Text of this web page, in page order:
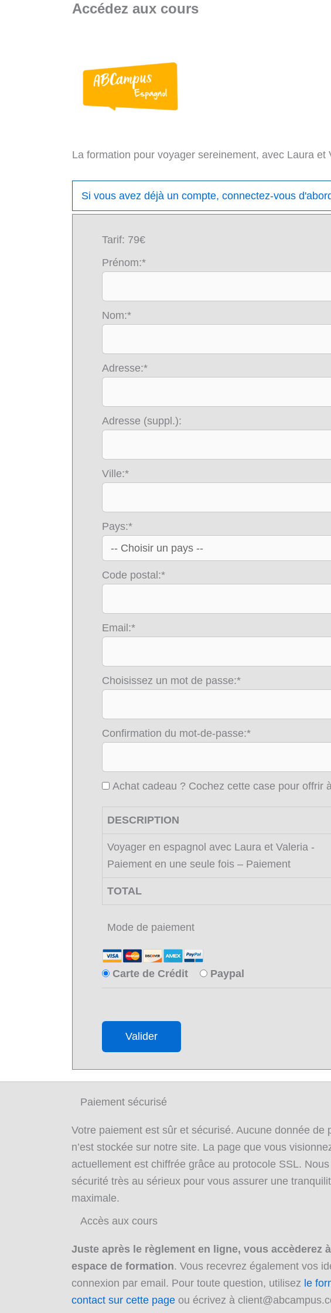
Accédez aux cours
La formation pour voyager sereinement, avec Laura et
Si vous avez déjà un compte, connectez-vous
Tarif: 79€
Prénom:*
Nom:*
Adresse:*
Adresse (suppl.):
Ville:*
Pays:*
Code postal:*
Email:*
Choisissez un mot de passe:*
Confirmation du mot-de-passe:*
Achat cadeau ? Cochez cette case pour offrir
DESCRIPTION
Voyager en espagnol avec Laura et Valeria -
Paiement en une seule fois – Paiement
TOTAL
Mode de paiement
Carte de Crédit Paypal
Paiement sécurisé
Votre paiement est sûr et sécurisé. Aucune donnée de
n’est stockée sur notre site. La page que vous
actuellement est chiffrée grâce au protocole SSL.
sécurité très au sérieux pour vous assurer une
maximale.
Accès aux cours
Juste après le règlement en ligne, vous accèderez
espace de formation. Vous recevrez également vos
connexion par email. Pour toute question, utilisez le
contact sur cette page ou écrivez à